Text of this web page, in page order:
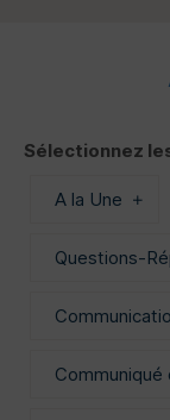
Sélectionnez
A la Une
Questions-
Communiqué